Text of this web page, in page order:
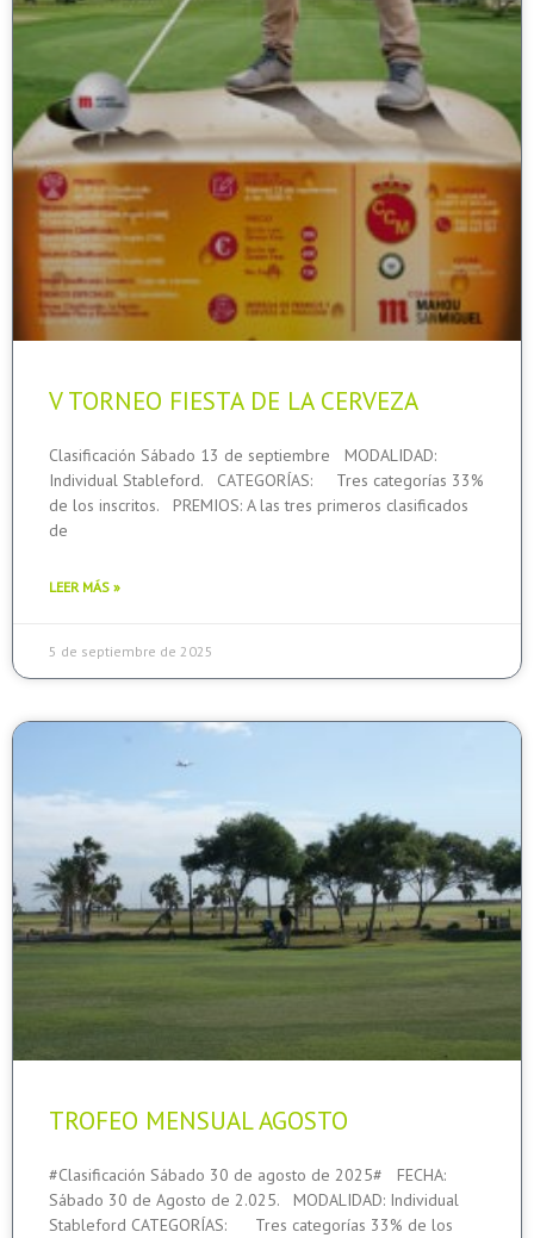
V TORNEO FIESTA DE LA CERVEZA
Clasificación Sábado 13 de septiembre MODALIDAD:
Individual Stableford. CATEGORÍAS: Tres categorías 33%
de los inscritos. PREMIOS: A las tres primeros clasificados
de
LEER MÁS »
5 de septiembre de 2025
TROFEO MENSUAL AGOSTO
#Clasificación Sábado 30 de agosto de 2025# FECHA:
Sábado 30 de Agosto de 2.025. MODALIDAD: Individual
Stableford CATEGORÍAS: Tres categorías 33% de los